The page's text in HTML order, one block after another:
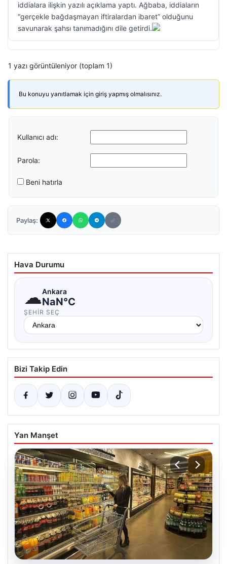
iddialara ilişkin yazılı açıklama yaptı. Ağbaba, iddiaların
“gerçekle bağdaşmayan iftiralardan ibaret” olduğunu
savunarak şahsı tanımadığını dile getirdi.
1 yazı görüntüleniyor (toplam 1)
Bu konuyu yanıtlamak için giriş yapmış olmalısınız.
Kullanıcı adı:
Parola:
Beni hatırla
Paylaş:
Hava Durumu
☁Ankara
NaN°C
ŞEHIR SEÇ
Bizi Takip Edin
Yan Manşet